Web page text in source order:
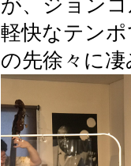
が、ジョン
軽快なテン
の先徐々に